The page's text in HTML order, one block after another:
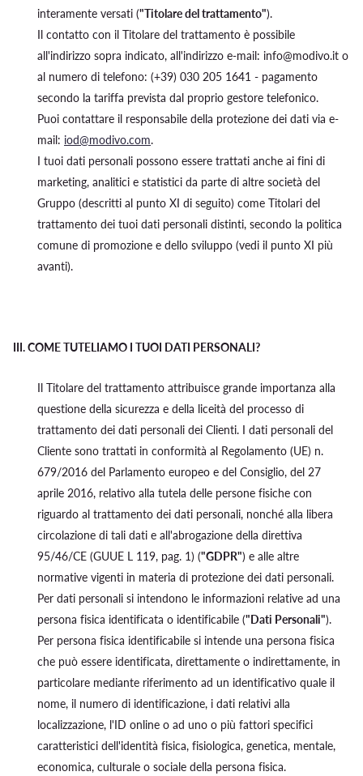
interamente versati ("Titolare del trattamento").
Il contatto con il Titolare del trattamento è possibile
all'indirizzo sopra indicato, all'indirizzo e-mail: info@modivo.it o
al numero di telefono: (+39) 030 205 1641 - pagamento
secondo la tariffa prevista dal proprio gestore telefonico.
Puoi contattare il responsabile della protezione dei dati via e-
mail: iod@modivo.com.
I tuoi dati personali possono essere trattati anche ai fini di
marketing, analitici e statistici da parte di altre società del
Gruppo (descritti al punto XI di seguito) come Titolari del
trattamento dei tuoi dati personali distinti, secondo la politica
comune di promozione e dello sviluppo (vedi il punto XI più
avanti).
III.COME TUTELIAMO I TUOI DATI PERSONALI?
Il Titolare del trattamento attribuisce grande importanza alla
questione della sicurezza e della liceità del processo di
trattamento dei dati personali dei Clienti. I dati personali del
Cliente sono trattati in conformità al Regolamento (UE) n.
679/2016 del Parlamento europeo e del Consiglio, del 27
aprile 2016, relativo alla tutela delle persone fisiche con
riguardo al trattamento dei dati personali, nonché alla libera
circolazione di tali dati e all'abrogazione della direttiva
95/46/CE (GUUE L 119, pag. 1) ("GDPR") e alle altre
normative vigenti in materia di protezione dei dati personali.
Per dati personali si intendono le informazioni relative ad una
persona fisica identificata o identificabile ("Dati Personali").
Per persona fisica identificabile si intende una persona fisica
che può essere identificata, direttamente o indirettamente, in
particolare mediante riferimento ad un identificativo quale il
nome, il numero di identificazione, i dati relativi alla
localizzazione, l'ID online o ad uno o più fattori specifici
caratteristici dell'identità fisica, fisiologica, genetica, mentale,
economica, culturale o sociale della persona fisica.